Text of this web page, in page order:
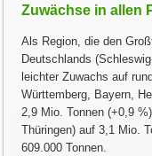
Zuwächse in allen
Als Region, die den
Deutschlands
leichter Zuwachs auf
Württemberg, Bayern,
2,9 Mio. Tonnen (+0,9
Thüringen) auf 3,1 Mio.
609.000 Tonnen.